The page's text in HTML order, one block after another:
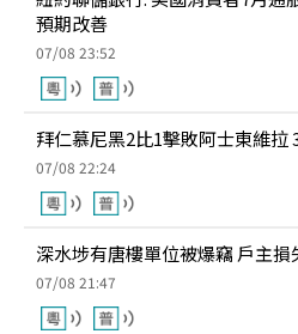
預期改善
07/08 23:52
拜仁慕尼黑2比1擊敗阿士東維拉
07/08 22:24
深水埗有唐樓單位被爆竊 戶主損
07/08 21:47